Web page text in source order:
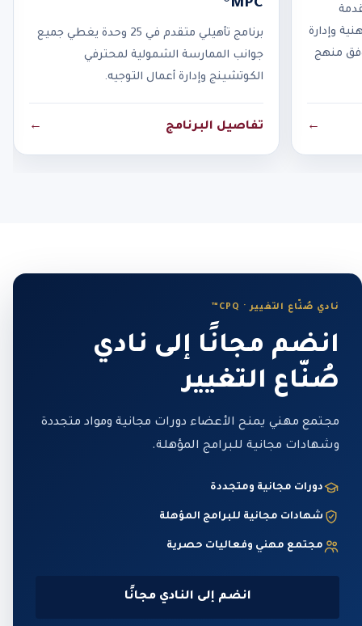
وإدارة
منهج
←
MPC®
برنامج تأهيلي متقدم في 25 وحدة يغطي جميع
جوانب الممارسة الشمولية لمحترفي
الكوتشينج وإدارة أعمال التوجيه.
تفاصيل البرنامج ←
نادي صُنّاع التغيير · CPQ™
انضم مجانًا إلى نادي
صُنّاع التغيير
مجتمع مهني يمنح الأعضاء دورات مجانية ومواد متجددة
وشهادات مجانية للبرامج المؤهلة.
دورات مجانية ومتجددة
شهادات مجانية للبرامج المؤهلة
مجتمع مهني وفعاليات حصرية
انضم إلى النادي مجانًا